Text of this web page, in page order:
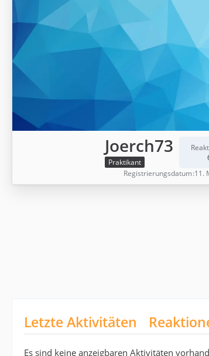
Joerch73
Praktikant
Registrierungsdatum 11.
Letzte Aktivitäten
Es sind keine anzeigbaren Aktivitäten